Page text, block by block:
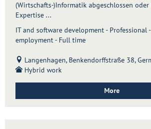
(Wirtschafts-)Informatik abgeschlossen
Expertise ...
IT and software development - Professional
employment - Full time
Langenhagen, Benkendorffstraße 38,
Hybrid work
More